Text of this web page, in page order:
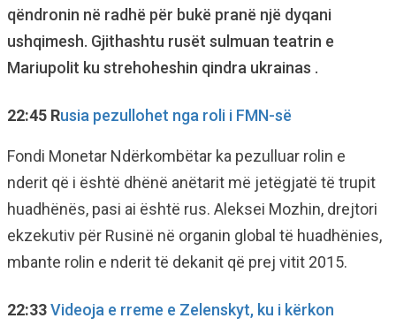
qëndronin në radhë për bukë pranë një dyqani
ushqimesh. Gjithashtu rusët sulmuan teatrin e
Mariupolit ku strehoheshin qindra ukrainas .
22:45 Rusia pezullohet nga roli i FMN-së
Fondi Monetar Ndërkombëtar ka pezulluar rolin e
nderit që i është dhënë anëtarit më jetëgjatë të trupit
huadhënës, pasi ai është rus. Aleksei Mozhin, drejtori
ekzekutiv për Rusinë në organin global të huadhënies,
mbante rolin e nderit të dekanit që prej vitit 2015.
22:33Videoja e rreme e Zelenskyt, ku i kërkon